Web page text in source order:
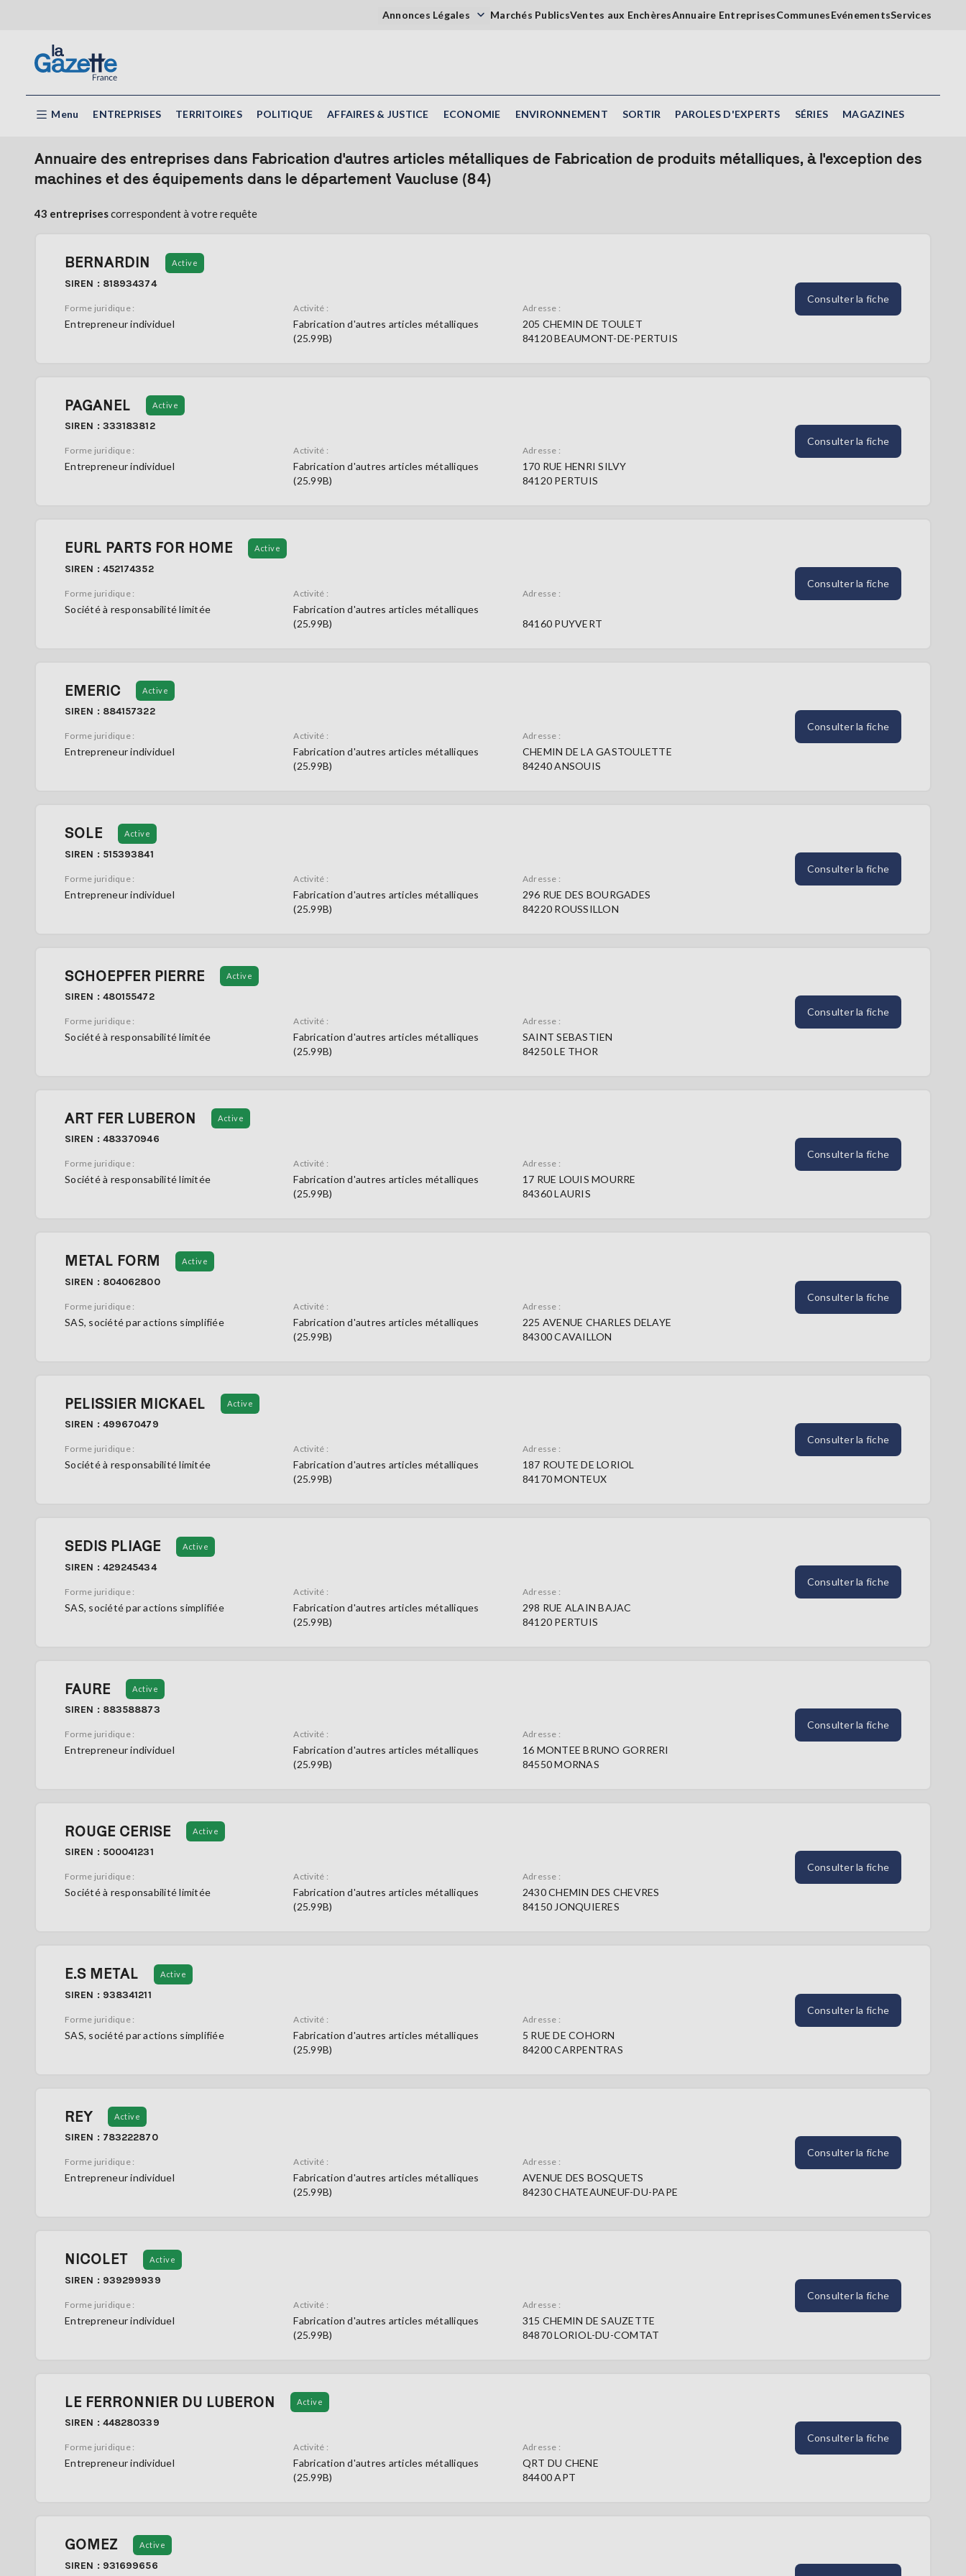
Annonces Légales Marchés PublicsVentes aux EnchèresAnnuaire EntreprisesCommunesEvénementsServices
Menu ENTREPRISES TERRITOIRES POLITIQUE AFFAIRES & JUSTICE ECONOMIE ENVIRONNEMENT SORTIR PAROLES D'EXPERTS SÉRIES MAGAZINES
Annuaire des entreprises dans Fabrication d'autres articles métalliques de Fabrication de produits métalliques, à l'exception des
machines et des équipements dans le département Vaucluse (84)
43 entreprisescorrespondent à votre requête
BERNARDIN Active
SIREN : 818934374
Forme juridique :
Entrepreneur individuel
Activité :
Fabrication d'autres articles métalliques
(25.99B)
Adresse :
205 CHEMIN DE TOULET
84120 BEAUMONT-DE-PERTUIS
Consulter la fiche
PAGANEL Active
SIREN : 333183812
Forme juridique :
Entrepreneur individuel
Activité :
Fabrication d'autres articles métalliques
(25.99B)
Adresse :
170 RUE HENRI SILVY
84120 PERTUIS
Consulter la fiche
EURL PARTS FOR HOME Active
SIREN : 452174352
Forme juridique :
Société à responsabilité limitée
Activité :
Fabrication d'autres articles métalliques
(25.99B)
Adresse :
84160 PUYVERT
Consulter la fiche
EMERIC Active
SIREN : 884157322
Forme juridique :
Entrepreneur individuel
Activité :
Fabrication d'autres articles métalliques
(25.99B)
Adresse :
CHEMIN DE LA GASTOULETTE
84240 ANSOUIS
Consulter la fiche
SOLE Active
SIREN : 515393841
Forme juridique :
Entrepreneur individuel
Activité :
Fabrication d'autres articles métalliques
(25.99B)
Adresse :
296 RUE DES BOURGADES
84220 ROUSSILLON
Consulter la fiche
SCHOEPFER PIERRE Active
SIREN : 480155472
Forme juridique :
Société à responsabilité limitée
Activité :
Fabrication d'autres articles métalliques
(25.99B)
Adresse :
SAINT SEBASTIEN
84250 LE THOR
Consulter la fiche
ART FER LUBERON Active
SIREN : 483370946
Forme juridique :
Société à responsabilité limitée
Activité :
Fabrication d'autres articles métalliques
(25.99B)
Adresse :
17 RUE LOUIS MOURRE
84360 LAURIS
Consulter la fiche
METAL FORM Active
SIREN : 804062800
Forme juridique :
SAS, société par actions simplifiée
Activité :
Fabrication d'autres articles métalliques
(25.99B)
Adresse :
225 AVENUE CHARLES DELAYE
84300 CAVAILLON
Consulter la fiche
PELISSIER MICKAEL Active
SIREN : 499670479
Forme juridique :
Société à responsabilité limitée
Activité :
Fabrication d'autres articles métalliques
(25.99B)
Adresse :
187 ROUTE DE LORIOL
84170 MONTEUX
Consulter la fiche
SEDIS PLIAGE Active
SIREN : 429245434
Forme juridique :
SAS, société par actions simplifiée
Activité :
Fabrication d'autres articles métalliques
(25.99B)
Adresse :
298 RUE ALAIN BAJAC
84120 PERTUIS
Consulter la fiche
FAURE Active
SIREN : 883588873
Forme juridique :
Entrepreneur individuel
Activité :
Fabrication d'autres articles métalliques
(25.99B)
Adresse :
16 MONTEE BRUNO GORRERI
84550 MORNAS
Consulter la fiche
ROUGE CERISE Active
SIREN : 500041231
Forme juridique :
Société à responsabilité limitée
Activité :
Fabrication d'autres articles métalliques
(25.99B)
Adresse :
2430 CHEMIN DES CHEVRES
84150 JONQUIERES
Consulter la fiche
E.S METAL Active
SIREN : 938341211
Forme juridique :
SAS, société par actions simplifiée
Activité :
Fabrication d'autres articles métalliques
(25.99B)
Adresse :
5 RUE DE COHORN
84200 CARPENTRAS
Consulter la fiche
REY Active
SIREN : 783222870
Forme juridique :
Entrepreneur individuel
Activité :
Fabrication d'autres articles métalliques
(25.99B)
Adresse :
AVENUE DES BOSQUETS
84230 CHATEAUNEUF-DU-PAPE
Consulter la fiche
NICOLET Active
SIREN : 939299939
Forme juridique :
Entrepreneur individuel
Activité :
Fabrication d'autres articles métalliques
(25.99B)
Adresse :
315 CHEMIN DE SAUZETTE
84870 LORIOL-DU-COMTAT
Consulter la fiche
LE FERRONNIER DU LUBERON Active
SIREN : 448280339
Forme juridique :
Entrepreneur individuel
Activité :
Fabrication d'autres articles métalliques
(25.99B)
Adresse :
QRT DU CHENE
84400 APT
Consulter la fiche
GOMEZ Active
SIREN : 931699656